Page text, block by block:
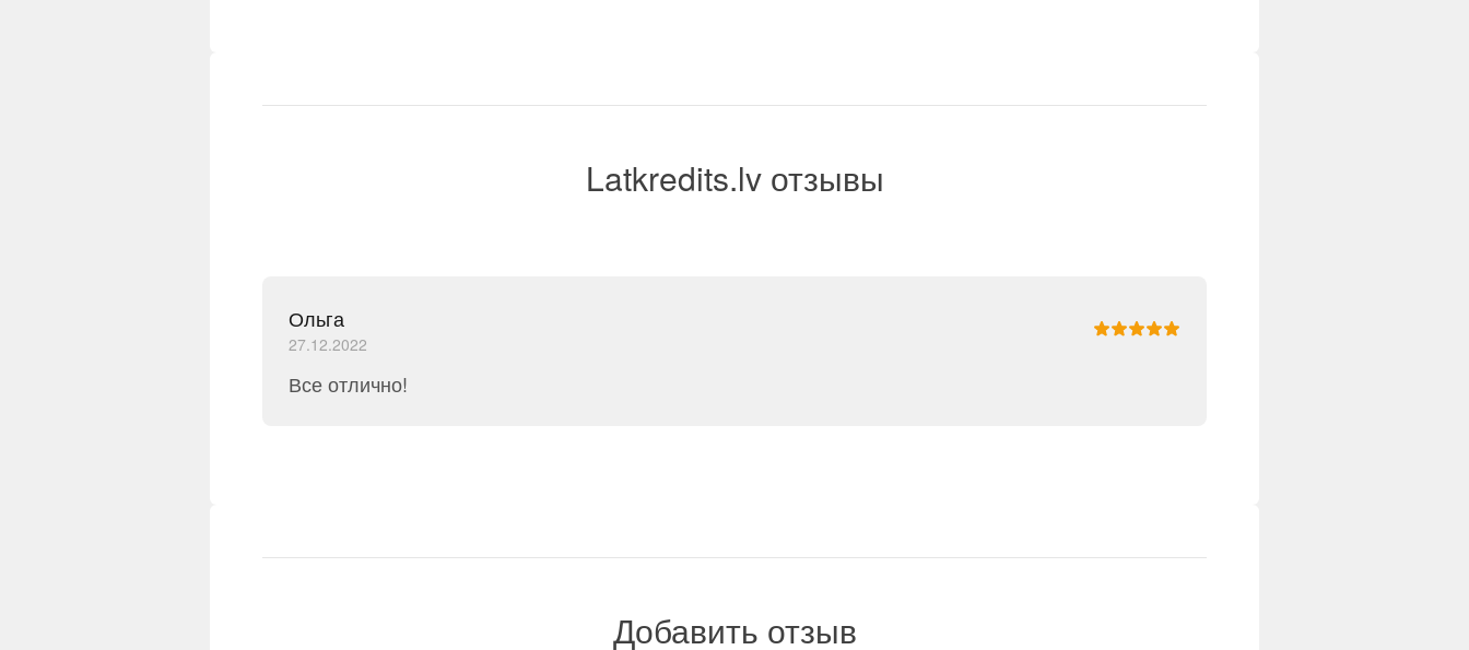
Latkredits.lv отзывы
Ольга
27.12.2022
Все отлично!
Добавить отзыв